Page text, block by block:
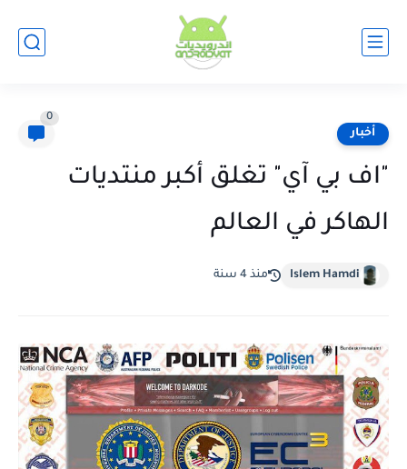
أخبار
0
"اف بي آي" تغلق أكبر منتديات
الهاكر في العالم
Islem Hamdi منذ 4 سنة